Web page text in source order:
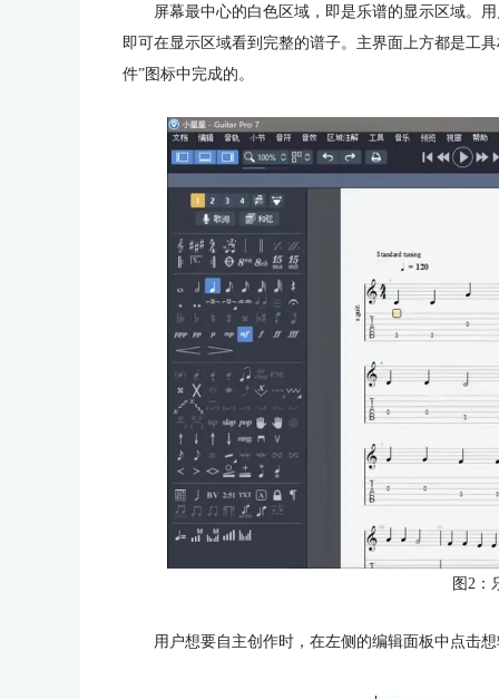
屏幕最中心的白色区域，即是乐谱的显示区域。
即可在显示区域看到完整的谱子。主界面上方都是工
件”图标中完成的。
图2：
用户想要自主创作时，在左侧的编辑面板中点击